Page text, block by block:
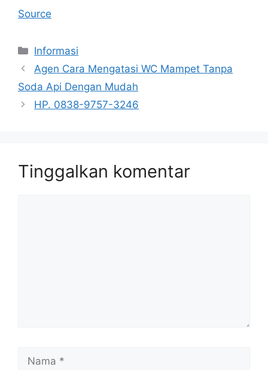
Source
Kategori
Informasi
Agen Cara Mengatasi WC Mampet Tanpa
Soda Api Dengan Mudah
HP. 0838-9757-3246
Tinggalkan komentar